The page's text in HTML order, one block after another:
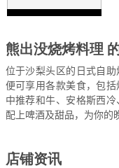
熊出没烧烤料理
位于沙梨头区的日式自
便可享用各款美食，包
中推荐和牛、安格斯西
配上啤酒及甜品，为你的
店铺资讯